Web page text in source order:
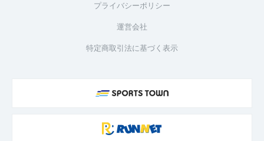
プライバシーポリシー
運営会社
特定商取引法に基づく表示